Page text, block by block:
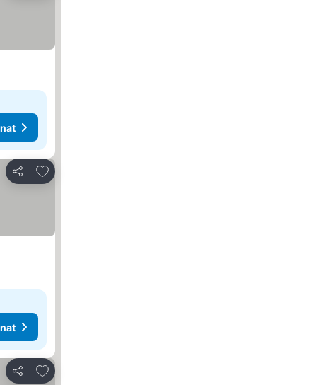
Jaa
Lisää suosikkeihin
Jaa
Lisää suosikkeihin